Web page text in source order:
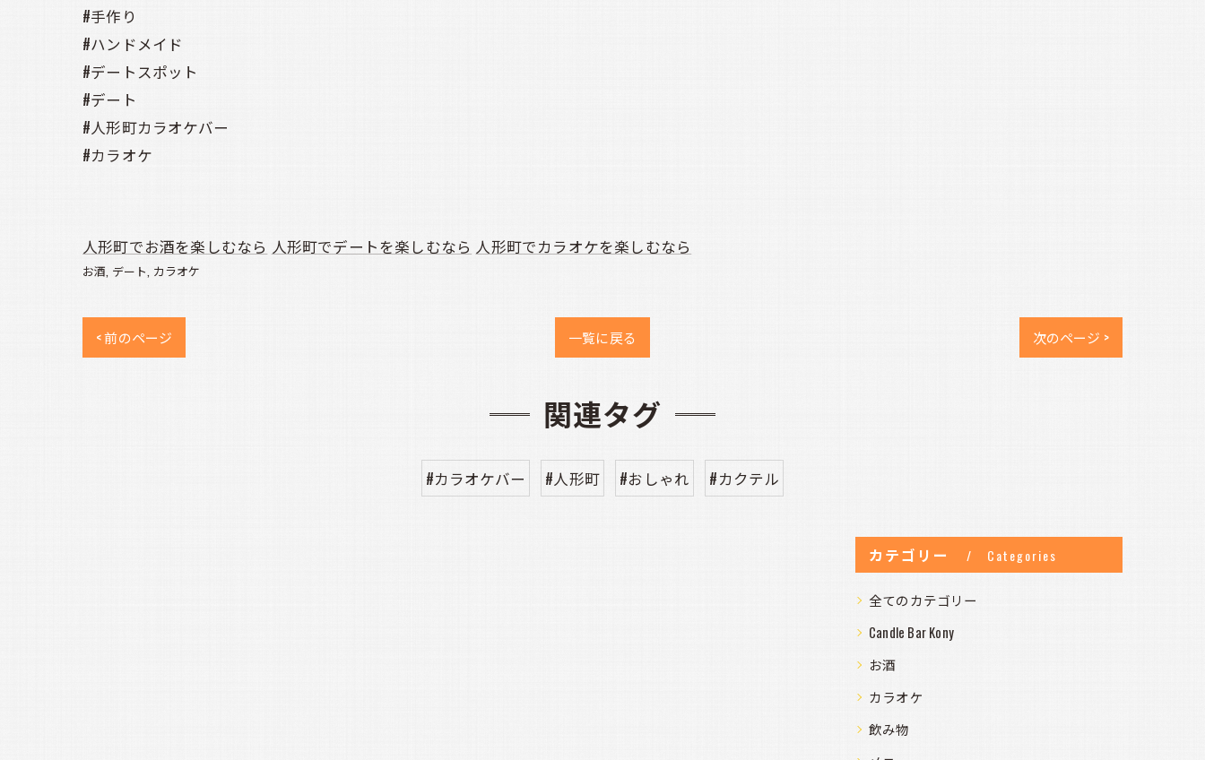
#手作り
#ハンドメイド
#デートスポット
#デート
#人形町カラオケバー
#カラオケ
人形町でお酒を楽しむなら 人形町でデートを楽しむなら 人形町でカラオケを楽しむなら
お酒 デート カラオケ
< 前のページ 一覧に戻る 次のページ >
関連タグ
#カラオケバー #人形町 #おしゃれ #カクテル
カテゴリー Categories
全てのカテゴリー
Candle Bar Kony
お酒
カラオケ
飲み物